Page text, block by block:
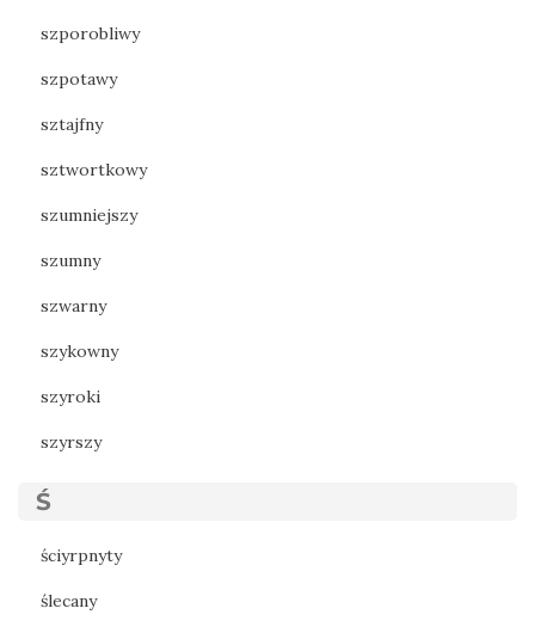
szporobliwy
szpotawy
sztajfny
sztwortkowy
szumniejszy
szumny
szwarny
szykowny
szyroki
szyrszy
Ś
ściyrpnyty
ślecany